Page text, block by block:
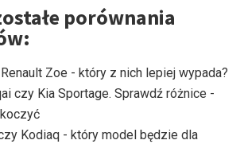
porównania
Zoe - który z nich lepiej wypada?
czy Kia Sportage. Sprawdź różnice -
Kodiaq - który model będzie dla